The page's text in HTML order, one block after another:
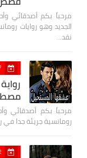
الجديد وهو روايات
نقد…
رومانسية جريئة جدا